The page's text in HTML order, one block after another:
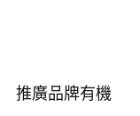
推廣品牌有機